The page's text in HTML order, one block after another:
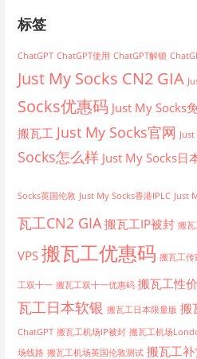
标签
ChatGPT ChatGPT使用 ChatGPT解锁
Just My Socks CN2 GIA
Socks优惠码 Just My Socks
搬瓦工 Just My Socks官网
Socks怎么样 Just My Socks日
Socks英国伦敦 Just My Socks香港IPLC Just
瓦工CN2 GIA 搬瓦工IP被封 搬
VPS 搬瓦工优惠码 搬瓦工传
工双十一 搬瓦工双十一优惠码 搬瓦工性
瓦工日本软银 搬瓦工日本限量版 搬
ChatGPT 搬瓦工机场IP被封 搬瓦工机场
场线路 搬瓦工机场英国伦敦测试 搬瓦工